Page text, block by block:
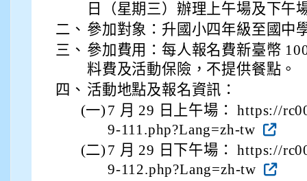
910呂芃澔
日（星期三）辦理上午場及下午
二、 參加對象：升國小四年級至國中
三、 參加費用：每人報名費新臺幣
料費及活動保險，不提供餐點。
四、 活動地點及報名資訊：
(一) 7 月 29 日上午場： https://
9-111.php?Lang=zh-tw
(二) 7 月 29 日下午場： https://
9-112.php?Lang=zh-tw